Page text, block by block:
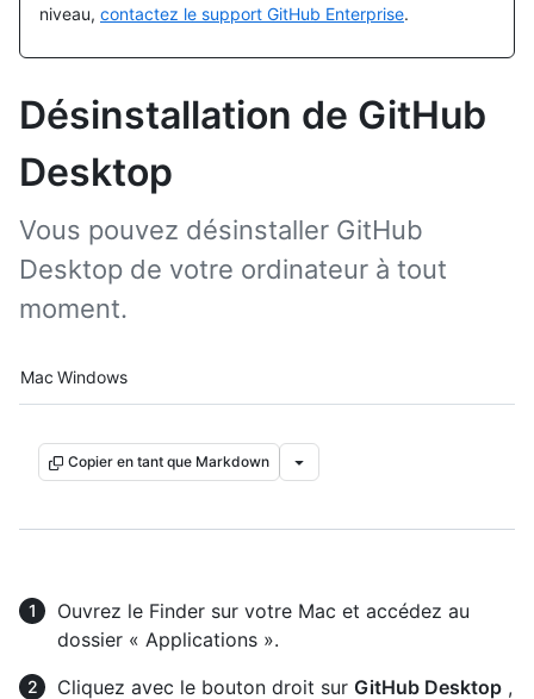
niveau, contactez le support GitHub Enterprise.
Désinstallation de GitHub
Desktop
Vous pouvez désinstaller GitHub
Desktop de votre ordinateur à tout
moment.
Platform navigation
Mac Windows
Copier en tant que Markdown
Ouvrez le Finder sur votre Mac et accédez au
dossier « Applications ».
Cliquez avec le bouton droit sur GitHub Desktop ,